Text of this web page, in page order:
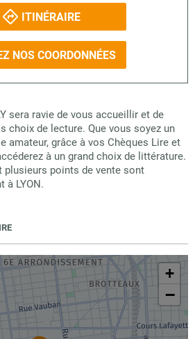
ITINÉRAIRE
NOS COORDONNÉES
sera ravie de vous accueillir et de
choix de lecture. Que vous soyez un
amateur, grâce à vos Chèques Lire et
à un grand choix de littérature.
plusieurs points de vente sont
à LYON.
+
−